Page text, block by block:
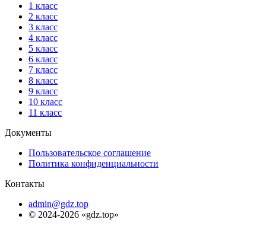
1 класс
2 класс
3 класс
4 класс
5 класс
6 класс
7 класс
8 класс
9 класс
10 класс
11 класс
Документы
Пользовательское соглашение
Политика конфиденциальности
Контакты
admin@gdz.top
© 2024-2026 «gdz.top»